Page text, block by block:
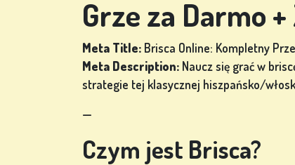
Grze za Darmo
Meta Title: Brisca Online: Kompletny
Meta Description: Naucz się grać w
strategie tej klasycznej hiszpańsko/
—
Czym jest Brisca?